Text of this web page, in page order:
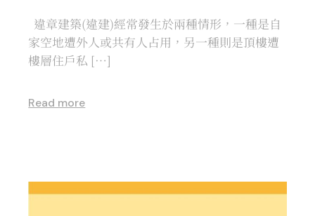
違章建築(違建)經常發生於兩種情形，一種是自
家空地遭外人或共有人占用，另一種則是頂樓遭
樓層住戶私 […]
Read more